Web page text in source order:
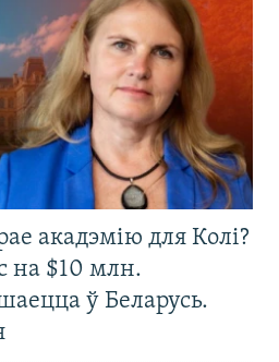
акадэмію для Колі?
на $10 млн.
ў Беларусь.